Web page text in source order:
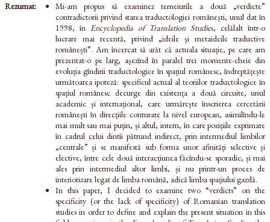
Rezumat:
Mi-am propus să examinez temeiurile a două „verdicte”
contradictorii privind starea traductologiei românești, unul dat în
1998, în Encyclopedia of Translation Studies, celălalt într-o
lucrare mai recentă, privind „ideile și metaideile traductive
românești”. Am încercat să arăt că actuala situație, pe care am
prezentat-o pe larg, așezînd în paralel trei momente-cheie din
evoluția gîndirii traductologice în spațiul românesc, îndreptățește
următoarea ipoteză: specificul actual al teoriilor traductologice în
spațiul românesc decurge din existența a două circuite, unul
academic și internațional, care urmărește înscrierea cercetării
românești în direcțiile conturate la nivel european, asimilîndu-le
mai mult sau mai puțin, și altul, intern, în care pozițiile exprimate
în cadrul celui dintîi pătrund indirect, prin intermediul limbilor
„centrale” și se manifestă sub forma unor afinități selective și
elective, între cele două interacțiunea făcîndu-se sporadic, și mai
ales prin intermediul altor limbi, și nu printr-un proces de
interiorizare legat de limba română, adică limba spațiului gazdă.
In this paper, I decided to examine two “verdicts” on the
specificity (or the lack of specificity) of Romanian translation
studies in order to define and explain the present situation in this